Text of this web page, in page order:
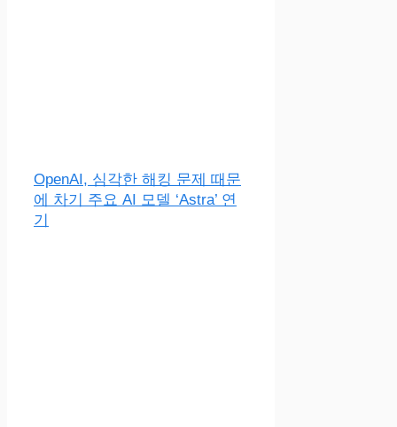
OpenAI, 심각한 해킹 문제 때문
에 차기 주요 AI 모델 ‘Astra’ 연
기